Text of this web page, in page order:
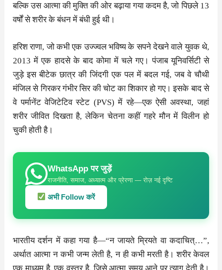
बल्कि उस आत्मा की मुक्ति की ओर बढ़ाया गया कदम है, जो पिछले 13
वर्षों से शरीर के बंधन में बंधी हुई थी।
हरिश राणा, जो कभी एक उज्ज्वल भविष्य के सपने देखने वाले युवक थे,
2013 में एक हादसे के बाद कोमा में चले गए। पंजाब यूनिवर्सिटी से
जुड़े इस बीटेक छात्र की जिंदगी एक पल में बदल गई, जब वे चौथी
मंजिल से गिरकर गंभीर सिर की चोट का शिकार हो गए। इसके बाद से
वे पर्मानेंट वेजिटेटिव स्टेट (PVS) में रहे—एक ऐसी अवस्था, जहां
शरीर जीवित दिखता है, लेकिन चेतना कहीं गहरे मौन में विलीन हो
चुकी होती है।
WhatsApp पर जुड़ें
राजनीति, समाज, अध्यात्म और प्रेरणा — रोज़ नई दृष्टि
अभी Follow करें
भारतीय दर्शन में कहा गया है—“न जायते म्रियते वा कदाचित्…”,
अर्थात आत्मा न कभी जन्म लेती है, न ही कभी मरती है। शरीर केवल
एक माध्यम है, एक वस्त्र है, जिसे आत्मा समय आने पर त्याग देती है।